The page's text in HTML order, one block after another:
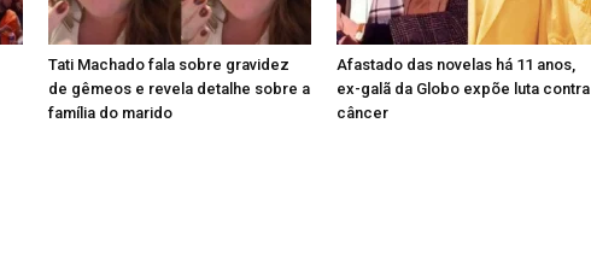
Tati Machado fala sobre gravidez
de gêmeos e revela detalhe sobre a
família do marido
Afastado das novelas há 11 anos,
ex-galã da Globo expõe luta contra
câncer